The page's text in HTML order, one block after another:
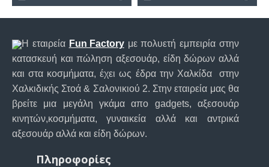
Η εταιρεία Fun Factory με πολυετή εμπειρία στην
κατασκευή και πώληση αξεσουάρ, είδη δώρων αλλά
και στα κοσμήματα, έχει ως έδρα την Χαλκίδα στην
Χαλκιδικής Στοά & Σαλονικιού 2. Στην εταιρεία μας θα
βρείτε μια μεγάλη γκάμα απο gadgets, αξεσουάρ
κινητών,κοσμήματα, γυναικεία αλλά και αντρικά
αξεσουάρ αλλά και είδη δώρων.
Πληροφορίες